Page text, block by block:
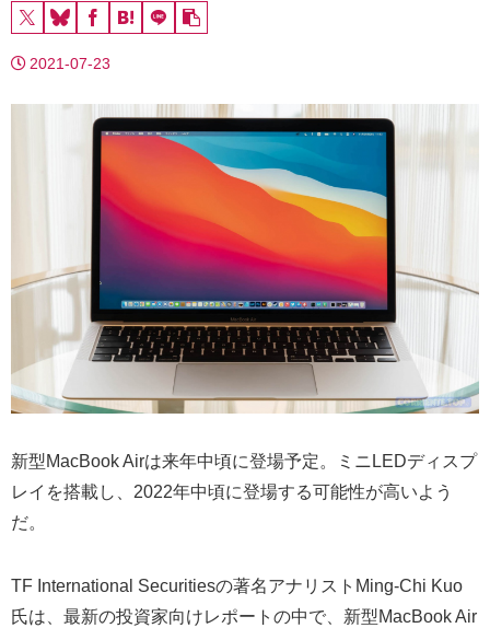
2021-07-23
新型MacBook Airは来年中頃に登場予定。ミニLEDディスプ
レイを搭載し、2022年中頃に登場する可能性が高いよう
だ。
TF International Securitiesの著名アナリストMing-Chi Kuo
氏は、最新の投資家向けレポートの中で、新型MacBook Air